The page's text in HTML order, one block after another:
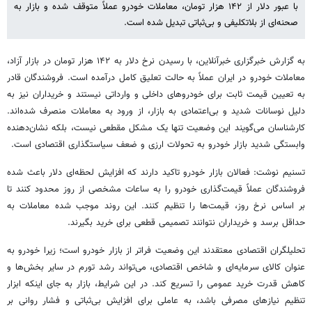
با عبور دلار از ۱۴۲ هزار تومان، معاملات خودرو عملاً متوقف شده و بازار به
صحنه‌ای از بلاتکلیفی و بی‌ثباتی تبدیل شده است.
به گزارش خبرگزاری خبرآنلاین، با رسیدن نرخ دلار به ۱۴۲ هزار تومان در بازار آزاد،
معاملات خودرو در ایران عملاً به حالت تعلیق کامل درآمده است. فروشندگان قادر
به تعیین قیمت ثابت برای خودروهای داخلی و وارداتی نیستند و خریداران نیز به
دلیل نوسانات شدید و بی‌اعتمادی به بازار، از ورود به معاملات منصرف شده‌اند.
کارشناسان می‌گویند این وضعیت تنها یک مشکل مقطعی نیست، بلکه نشان‌دهنده
وابستگی شدید بازار خودرو به تحولات ارزی و ضعف سیاستگذاری اقتصادی است.
تسنیم نوشت: فعالان بازار خودرو تاکید دارند که افزایش لحظه‌ای دلار باعث شده
فروشندگان عملاً قیمت‌گذاری خودرو را به ساعات مشخصی از روز محدود کنند تا
بر اساس نرخ روز، قیمت‌ها را تنظیم کنند. این روند موجب شده معاملات به
حداقل برسد و خریداران نتوانند تصمیمی قطعی برای خرید بگیرند.
تحلیلگران اقتصادی معتقدند این وضعیت فراتر از بازار خودرو است؛ زیرا خودرو به
عنوان کالای سرمایه‌ای و شاخص اقتصادی، می‌تواند رشد تورم در سایر بخش‌ها و
کاهش قدرت خرید عمومی را تسریع کند. در این شرایط، بازار به جای اینکه ابزار
تنظیم نیازهای مصرفی باشد، به عاملی برای افزایش بی‌ثباتی و فشار روانی بر